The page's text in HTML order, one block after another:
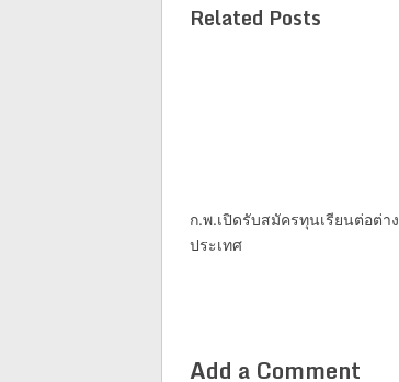
Related Posts
ก.พ.เปิดรับสมัครทุนเรียนต่อต่าง
ประเทศ
Add a Comment